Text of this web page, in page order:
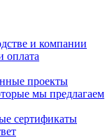
и компании
оплата
проекты
мы предлагаем
сертификаты